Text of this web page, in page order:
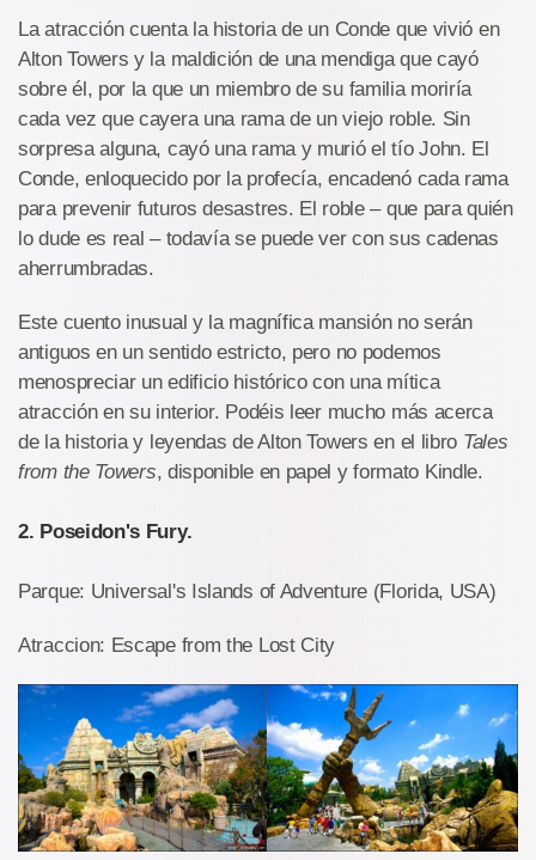
La atracción cuenta la historia de un Conde que vivió en
Alton Towers y la maldición de una mendiga que cayó
sobre él, por la que un miembro de su familia moriría
cada vez que cayera una rama de un viejo roble. Sin
sorpresa alguna, cayó una rama y murió el tío John. El
Conde, enloquecido por la profecía, encadenó cada rama
para prevenir futuros desastres. El roble – que para quién
lo dude es real – todavía se puede ver con sus cadenas
aherrumbradas.
Este cuento inusual y la magnífica mansión no serán
antiguos en un sentido estricto, pero no podemos
menospreciar un edificio histórico con una mítica
atracción en su interior. Podéis leer mucho más acerca
de la historia y leyendas de Alton Towers en el libro Tales
from the Towers, disponible en papel y formato Kindle.
2. Poseidon's Fury.
Parque: Universal's Islands of Adventure (Florida, USA)
Atraccion: Escape from the Lost City